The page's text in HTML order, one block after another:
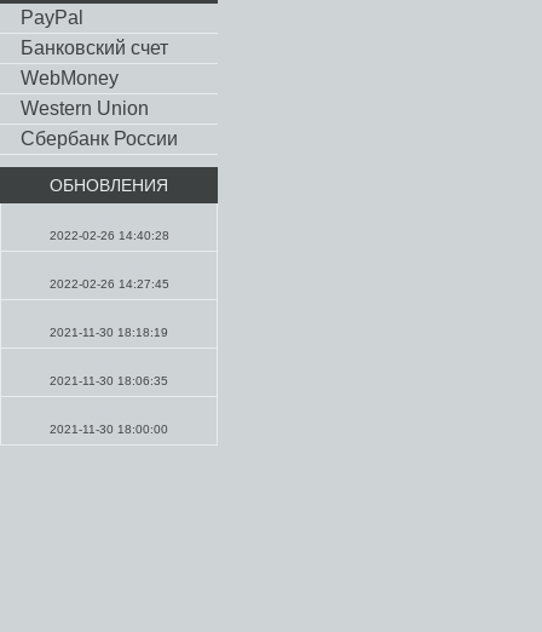
PayPal
Банковский счет
WebMoney
Western Union
Сбербанк России
ОБНОВЛЕНИЯ
2022-02-26 14:40:28
2022-02-26 14:27:45
2021-11-30 18:18:19
2021-11-30 18:06:35
2021-11-30 18:00:00